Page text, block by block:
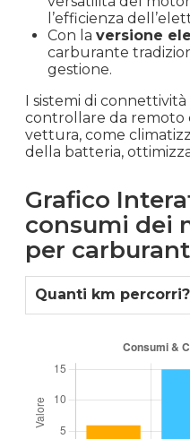
l’efficienza
Con la versione
carburante
gestione.
I sistemi di
controllare da remoto
vettura, come
della batteria,
Grafico
consumi dei
per
Quanti km percorri?